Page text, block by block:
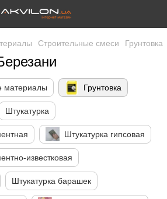
Строительные смеси Грунтовка
материалы Грунтовка
Штукатурка
Штукатурка гипсовая
известковая
Штукатурка барашек